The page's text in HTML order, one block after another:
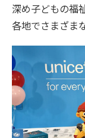
深め子どもの福
各地でさまざま